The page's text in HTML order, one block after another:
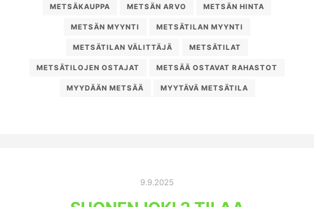
METSÄKAUPPA METSÄN ARVO METSÄN HINTA
METSÄN MYYNTI METSÄTILAN MYYNTI
METSÄTILAN VÄLITTÄJÄ METSÄTILAT
METSÄTILOJEN OSTAJAT METSÄÄ OSTAVAT RAHASTOT
MYYDÄÄN METSÄÄ MYYTÄVÄ METSÄTILA
9.9.2025